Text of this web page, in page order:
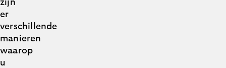
zijn
er
verschillende
manieren
waarop
u